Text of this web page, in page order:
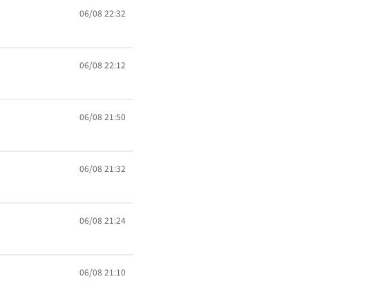
06/08 22:32
06/08 22:12
06/08 21:50
06/08 21:32
06/08 21:24
06/08 21:10